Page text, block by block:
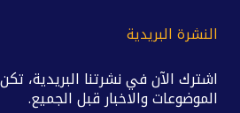
النشرة البريدية
اشترك الآن في نشرتنا البريدية،
الموضوعات والاخبار قبل الجميع.